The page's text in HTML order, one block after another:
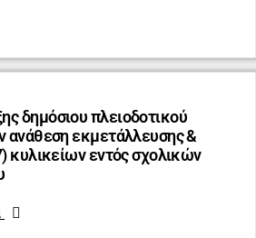
δημόσιου πλειοδοτικού
ανάθεση εκμετάλλευσης &
κυλικείων εντός σχολικών